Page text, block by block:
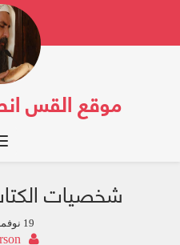
موقع القس
شخصيات
19 نوفمبر 2020